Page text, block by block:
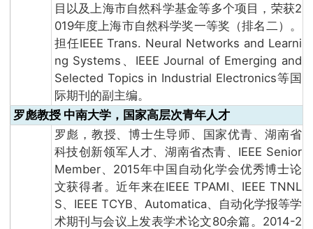
目以及上海市自然科学基金等多个项目，荣获2
019年度上海市自然科学奖一等奖（排名二）。
担任IEEE Trans. Neural Networks and Learni
ng Systems、IEEE Journal of Emerging and
Selected Topics in Industrial Electronics等国
际期刊的副主编。
罗彪教授 中南大学，国家高层次青年人才
罗彪，教授、博士生导师、国家优青、湖南省
科技创新领军人才、湖南省杰青、IEEE Senior
Member、2015年中国自动化学会优秀博士论
文获得者。近年来在IEEE TPAMI、IEEE TNNL
S、IEEE TCYB、Automatica、自动化学报等学
术期刊与会议上发表学术论文80余篇。2014-2